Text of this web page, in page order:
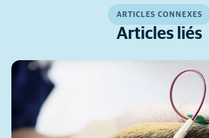
ARTICLES CONNEXES
Articles liés